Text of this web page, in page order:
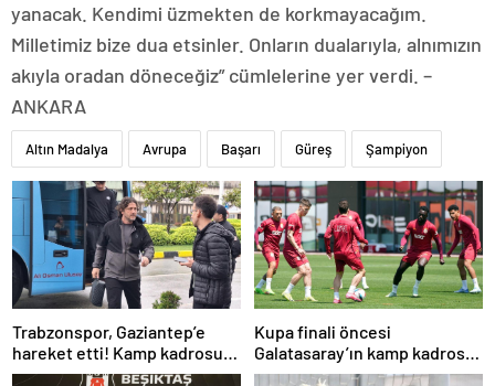
yanacak. Kendimi üzmekten de korkmayacağım.
Milletimiz bize dua etsinler. Onların dualarıyla, alnımızın
akıyla oradan döneceğiz” cümlelerine yer verdi. –
ANKARA
Altın Madalya Avrupa Başarı Güreş Şampiyon
Trabzonspor, Gaziantep’e
hareket etti! Kamp kadrosu
açıklandı…
Kupa finali öncesi
Galatasaray’ın kamp kadrosu
belli oldu!